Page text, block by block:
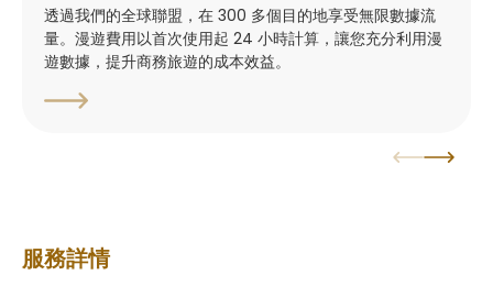
透過我們的全球聯盟，在 300 多個目的地享受無限數據流
量。漫遊費用以首次使用起 24 小時計算，讓您充分利用漫
遊數據，提升商務旅遊的成本效益。
服務詳情